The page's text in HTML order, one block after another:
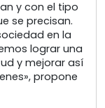
y con el tipo
se precisan.
en la
lograr una
y mejorar así
propone